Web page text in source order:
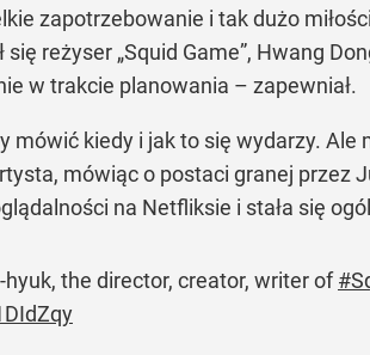
zapotrzebowanie i tak dużo
reżyser „Squid Game”, Hwang
w trakcie planowania – zapewniał.
mówić kiedy i jak to się wydarzy.
mówiąc o postaci granej
na Netfliksie i stała się
hyuk, the director, creator, writer of